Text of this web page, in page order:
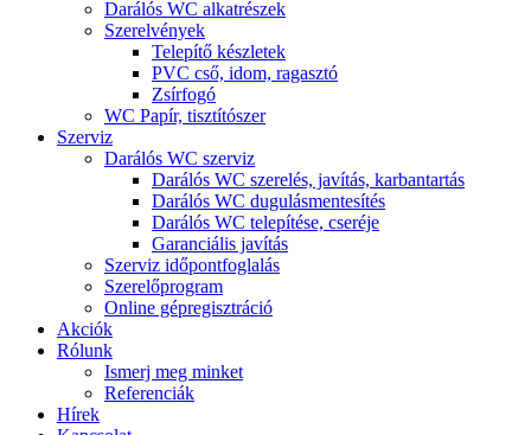
Darálós WC alkatrészek
Szerelvények
Telepítő készletek
PVC cső, idom, ragasztó
Zsírfogó
WC Papír, tisztítószer
Szerviz
Darálós WC szerviz
Darálós WC szerelés, javítás, karbantartás
Darálós WC dugulásmentesítés
Darálós WC telepítése, cseréje
Garanciális javítás
Szerviz időpontfoglalás
Szerelőprogram
Online gépregisztráció
Akciók
Rólunk
Ismerj meg minket
Referenciák
Hírek